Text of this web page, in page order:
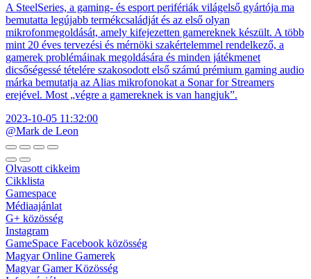
A SteelSeries, a gaming- és esport perifériák világelső gyártója ma
bemutatta legújabb termékcsaládját és az első olyan
mikrofonmegoldását, amely kifejezetten gamereknek készült. A több
mint 20 éves tervezési és mérnöki szakértelemmel rendelkező, a
gamerek problémáinak megoldására és minden játékmenet
dicsőségessé tételére szakosodott első számú prémium gaming audio
márka bemutatja az Alias mikrofonokat a Sonar for Streamers
erejével. Most „végre a gamereknek is van hangjuk”.
2023-10-05 11:32:00
@Mark de Leon
Olvasott cikkeim
Cikklista
Gamespace
Médiaajánlat
G+ közösség
Instagram
GameSpace Facebook közösség
Magyar Online Gamerek
Magyar Gamer Közösség